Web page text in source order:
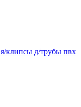
клипсы д/трубы пвх